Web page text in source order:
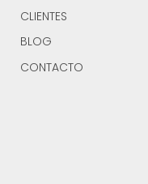
CLIENTES
BLOG
CONTACTO